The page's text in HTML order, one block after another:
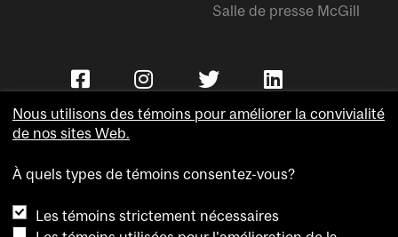
Salle de presse McGill
Accessibilité
Nous utilisons des témoins pour améliorer la convivialité
de nos sites Web.
À quels types de témoins consentez-vous?
Les témoins strictement nécessaires